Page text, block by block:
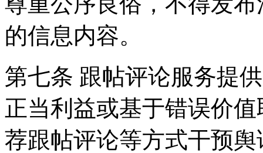
的信息内容。
第七条 跟帖评论服务提
正当利益或基于错误价
荐跟帖评论等方式干预